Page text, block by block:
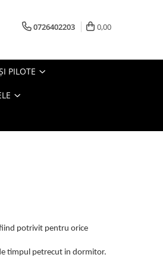
0726402203 0,00
PILOTE
potrivit pentru orice
timpul petrecut in dormitor.